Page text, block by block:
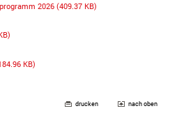
2026(409.37 KB)
KB)
drucken nach oben